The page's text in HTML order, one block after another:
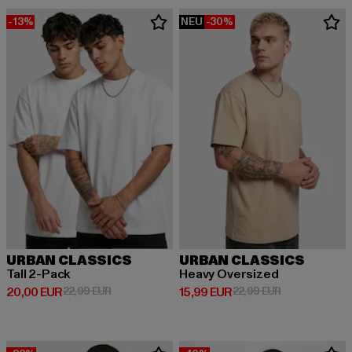
-13%
URBAN CLASSICS
Tall 2-Pack
20,00 EUR
Derzeitiger Preis: 20,00 EUR
22,99 EURAktionspreis: 22,99 EUR
NEU -30%
URBAN CLASSICS
Heavy Oversized
15,99 EUR
Derzeitiger Preis: 15,99 EUR
22,99 EURAktionspreis: